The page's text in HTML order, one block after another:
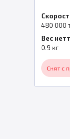
480 000
Вес нетто
0.9 кг
Снят с